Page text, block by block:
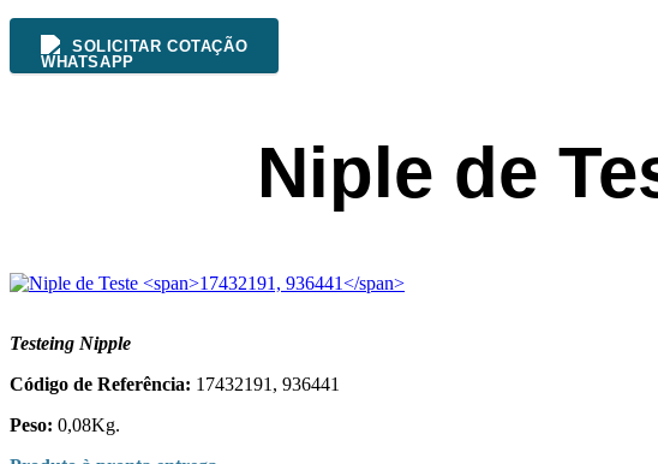
SOLICITAR COTAÇÃO
Niple de
Testeing Nipple
Código de Referência: 17432191, 936441
Peso: 0,08Kg.